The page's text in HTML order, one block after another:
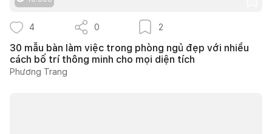
4 0 2
30 mẫu bàn làm việc trong phòng ngủ đẹp với nhiều
cách bố trí thông minh cho mọi diện tích
Phương Trang